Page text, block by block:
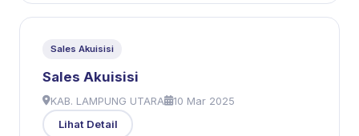
Sales Akuisisi
Sales Akuisisi
KAB. LAMPUNG UTARA 10 Mar 2025
Lihat Detail